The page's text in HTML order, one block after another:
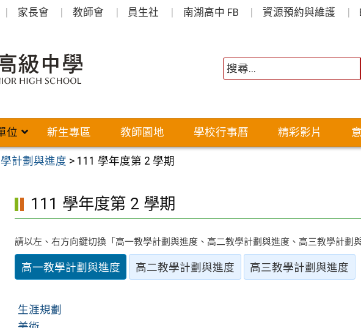
家長會 教師會 員生社 南湖高中 FB 資源預約與維護
位 新生專區 教師園地 學校行事曆 精彩影片
計劃與進度 > 111 學年度第 2 學期
111 學年度第 2 學期
請以左、右方向鍵切換「高一教學計劃與進度、高二教學計劃與進度、高三教學計劃
高一教學計劃與進度 高二教學計劃與進度 高三教學計劃與進度
生涯規劃